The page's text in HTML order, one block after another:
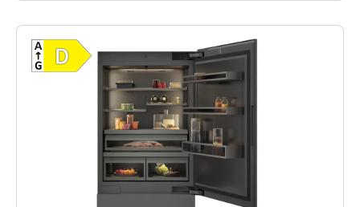
Vollständiges Energielabel anzeigen
Energieklasse D. Höchste bis niedrigste